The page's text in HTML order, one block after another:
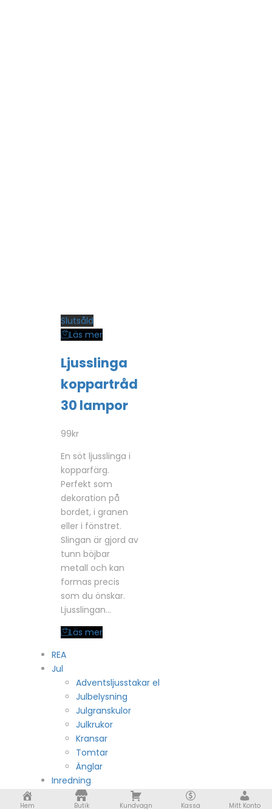
Slutsåld
Läs mer
Ljusslinga
koppartråd
30 lampor
99kr
En söt ljusslinga i
kopparfärg.
Perfekt som
dekoration på
bordet, i granen
eller i fönstret.
Slingan är gjord av
tunn böjbar
metall och kan
formas precis
som du önskar.
Ljusslingan…
Läs mer
REA
Jul
Adventsljusstakar el
Julbelysning
Julgranskulor
Julkrukor
Kransar
Tomtar
Änglar
Inredning
Anyakrukor
Hem Butik Kundvagn Kassa Mitt Konto